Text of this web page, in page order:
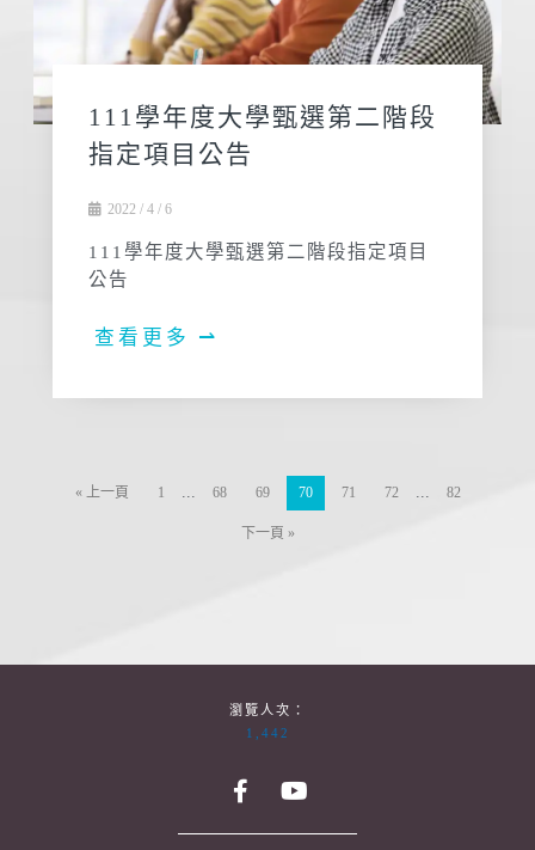
111學年度大學甄選第二階段
指定項目公告
2022 / 4 / 6
111學年度大學甄選第二階段指定項目
公告
查看更多 ⇀
« 上一頁 1 ... 68 69 70 71 72 ... 82
下一頁 »
瀏覽人次：
1,442